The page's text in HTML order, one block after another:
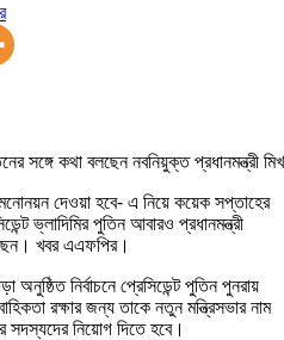
সঙ্গে কথা বলছেন নবনিয়ুক্ত প্রধানমন্ত্রী
মনোনয়ন দেওয়া হবে- এ নিয়ে কয়েক সপ্তাহের
ভ্লাদিমির পুতিন আবারও প্রধানমন্ত্রী
খবর এএফপির।
অনুষ্ঠিত নির্বাচনে প্রেসিডেন্ট পুতিন পুনরায়
রক্ষার জন্য তাকে নতুন মন্ত্রিসভার নাম
সদস্যদের নিয়োগ দিতে হবে।